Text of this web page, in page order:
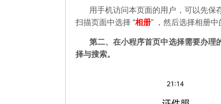
用手机访问本页面的用户，可以先保
扫描页面中选择 “相册” ，然后选择相册
第二、在小程序首页中选择需要办理
择与搜索。